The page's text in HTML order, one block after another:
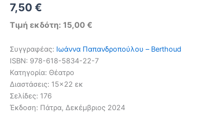
Original
price
12,00 €.
7,50 €
τρέχουσα
είναι:
7,50 €.
Τιμή εκδότη: 15,00 €
Συγγραφέας: Ιωάννα Παπανδροπούλου – Berthoud
ISBN: 978-618-5834-22-7
Κατηγορία: Θέατρο
Διαστάσεις: 15×22 εκ
Σελίδες: 176
Έκδοση: Πάτρα, Δεκέμβριος 2024